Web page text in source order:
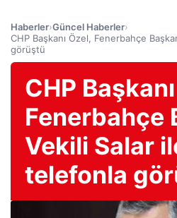
Haberler›Güncel Haberler›
CHP Başkanı Özel, Fenerbahçe
görüştü
CHP
Fenerbahçe
Vekili Salar
telefonla